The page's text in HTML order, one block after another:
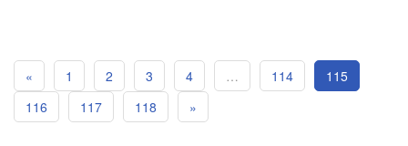
« 1 2 3 4 … 114
115
116
117 118 »